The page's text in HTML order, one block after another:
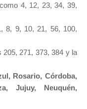
4, 12, 23, 34, 39,
8, 9, 10, 21, 56, 100,
205, 271, 373, 384 y la
Rosario, Córdoba,
Jujuy, Neuquén,